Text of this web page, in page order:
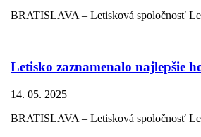
BRATISLAVA – Letisková spoločnosť
Letisko zaznamenalo najlepšie
14. 05. 2025
BRATISLAVA – Letisková spoločnosť